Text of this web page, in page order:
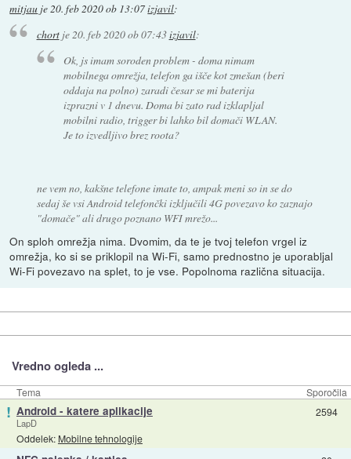
mitjau je 20. feb 2020 ob 13:07izjavil:
chortje20. feb 2020 ob 07:43izjavil:
Ok, js imam soroden problem - doma nimam
mobilnega omrežja, telefon ga išče kot zmešan (beri
oddaja na polno) zaradi česar se mi baterija
izprazni v 1 dnevu. Doma bi zato rad izklapljal
mobilni radio, trigger bi lahko bil domači WLAN.
Je to izvedljivo brez roota?
ne vem no, kakšne telefone imate to, ampak meni so in se do
sedaj še vsi Android telefončki izključili 4G povezavo ko zaznajo
"domače" ali drugo poznano WFI mrežo...
On sploh omrežja nima. Dvomim, da te je tvoj telefon vrgel iz
omrežja, ko si se priklopil na Wi-Fi, samo prednostno je uporabljal
Wi-Fi povezavo na splet, to je vse. Popolnoma različna situacija.
Vredno ogleda ...
Tema Sporočila
! Android - katere aplikacije
LapD
Oddelek: Mobilne tehnologije
2594